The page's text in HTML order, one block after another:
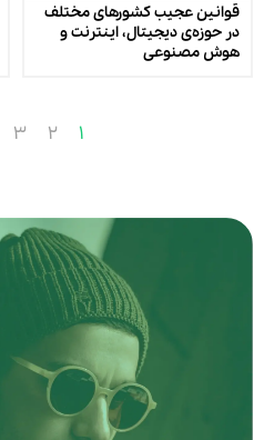
قوانین عجیب کشورهای مختلف
در حوزه‌ی دیجیتال، اینترنت و
هوش مصنوعی
1
2
3